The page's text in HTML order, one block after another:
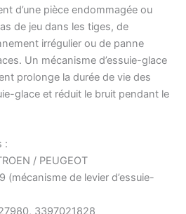
d’une pièce endommagée ou
de jeu dans les tiges, de
irrégulier ou de panne
Un mécanisme d’essuie-glace
prolonge la durée de vie des
glace et réduit le bruit pendant le
:
/ PEUGEOT
(mécanisme de levier d’essuie-
3397021828